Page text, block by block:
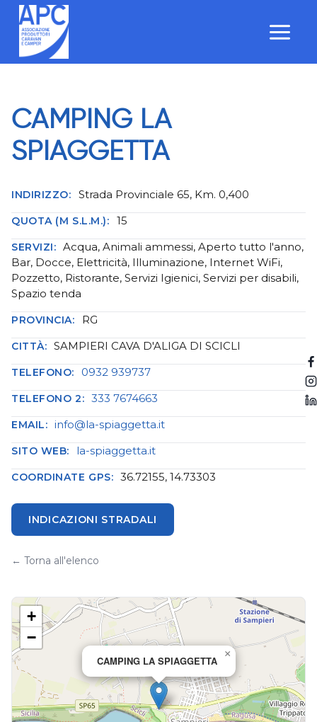
Salta
contenuto
CAMPING LA
SPIAGGETTA
INDIRIZZO: Strada Provinciale 65, Km. 0,400
QUOTA (M S.L.M.): 15
SERVIZI: Acqua, Animali ammessi, Aperto tutto l'anno,
Bar, Docce, Elettricità, Illuminazione, Internet WiFi,
Pozzetto, Ristorante, Servizi Igienici, Servizi per disabili,
Spazio tenda
PROVINCIA: RG
CITTÀ: SAMPIERI CAVA D'ALIGA DI SCICLI
TELEFONO: 0932 939737
TELEFONO 2: 333 7674663
EMAIL: info@la-spiaggetta.it
SITO WEB: la-spiaggetta.it
COORDINATE GPS: 36.72155, 14.73303
INDICAZIONI STRADALI
← Torna all'elenco
CAMPING LA SPIAGGETTA
×
+
−